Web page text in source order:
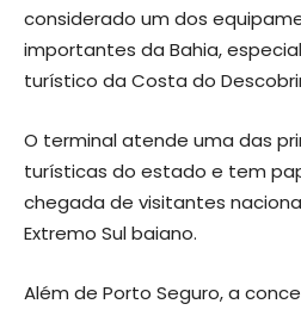
considerado um dos
importantes da Bahia,
turístico da Costa do
O terminal atende uma das
turísticas do estado e tem
chegada de visitantes
Extremo Sul baiano.
Além de Porto Seguro, a